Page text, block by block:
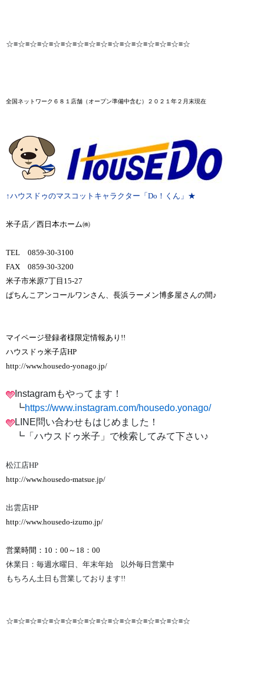
☆≡☆≡☆≡☆≡☆≡☆≡☆≡☆≡☆≡☆≡☆≡☆≡☆≡☆≡☆≡☆
全国ネットワーク６８１店舗 （オープン準備中含む）２０２１年２月末現在
↑ハウスドゥのマスコットキャラクター「Do！くん」★
米子店／西日本ホーム㈱
TEL 0859-30-3100
FAX 0859-30-3200
米子市米原7丁目15-27
ぱちんこアンコールワンさん、長浜ラーメン博多屋さんの間♪
マイページ登録者様限定情報あり!!
ハウスドゥ米子店HP
http://www.housedo-yonago.jp/
Instagramもやってます！
┗https://www.instagram.com/housedo.yonago/
LINE問い合わせもはじめました！
┗「ハウスドゥ米子」で検索してみて下さい♪
松江店HP
http://www.housedo-matsue.jp/
出雲店HP
http://www.housedo-izumo.jp/
営業時間：10：00～18：00
休業日：毎週水曜日、年末年始 以外毎日営業中
もちろん土日も営業しております!!
☆≡☆≡☆≡☆≡☆≡☆≡☆≡☆≡☆≡☆≡☆≡☆≡☆≡☆≡☆≡☆